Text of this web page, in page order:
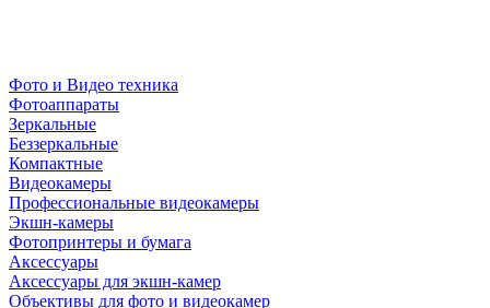
Фото и Видео техника
Фотоаппараты
Зеркальные
Беззеркальные
Компактные
Видеокамеры
Профессиональные видеокамеры
Экшн-камеры
Фотопринтеры и бумага
Аксессуары
Аксессуары для экшн-камер
Объективы для фото и видеокамер